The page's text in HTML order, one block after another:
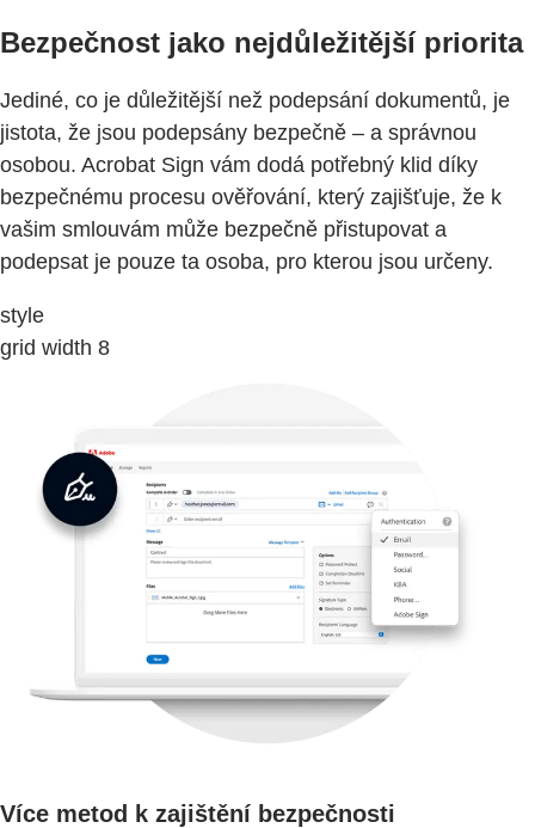
Bezpečnost jako nejdůležitější priorita
Jediné, co je důležitější než podepsání dokumentů, je
jistota, že jsou podepsány bezpečně – a správnou
osobou. Acrobat Sign vám dodá potřebný klid díky
bezpečnému procesu ověřování, který zajišťuje, že k
vašim smlouvám může bezpečně přistupovat a
podepsat je pouze ta osoba, pro kterou jsou určeny.
style
grid width 8
Více metod k zajištění bezpečnosti